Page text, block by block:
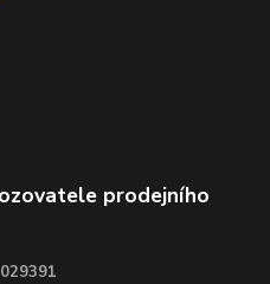
prodejního